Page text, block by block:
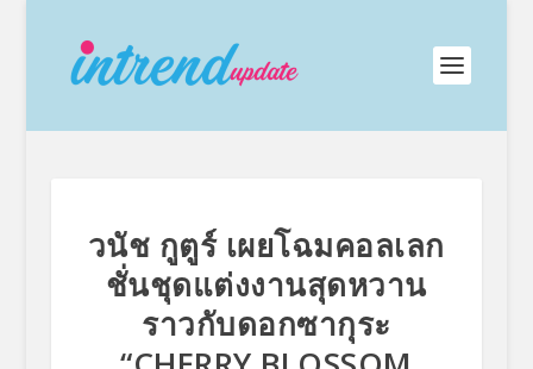
วนัช กูตูร์ เผยโฉมคอลเลก
ชั่นชุดแต่งงานสุดหวาน
ราวกับดอกซากุระ